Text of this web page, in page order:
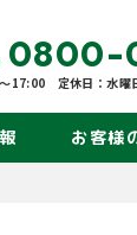
0800-
17:00 定休日：水曜
お客様